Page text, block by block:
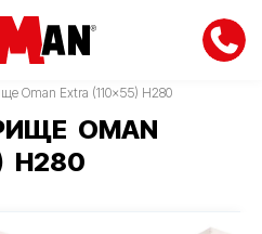
Oman Extra (110×55) H280
OMAN
H280